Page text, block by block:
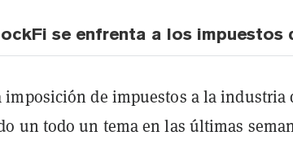
se enfrenta a los impuestos
imposición de impuestos a la industria
un todo un tema en las últimas